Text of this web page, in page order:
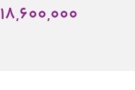
18,600,000